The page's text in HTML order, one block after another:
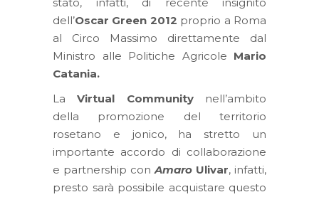
dell’Oscar Green 2012 proprio a Roma
al Circo Massimo direttamente dal
Ministro alle Politiche Agricole Mario
Catania.
LaVirtual Communitynell’ambito
della promozione del territorio
rosetano e jonico, ha stretto un
importante accordo di collaborazione
e partnership conAmaro Ulivar, infatti,
presto sarà possibile acquistare questo